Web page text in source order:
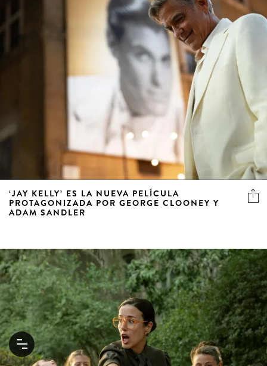
‘JAY KELLY’ ES LA NUEVA PELÍCULA
PROTAGONIZADA POR GEORGE CLOONEY Y
ADAM SANDLER